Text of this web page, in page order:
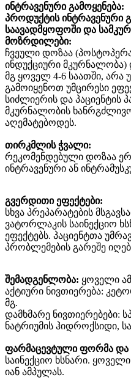
ინტრავენური გამოყენება:
პროდუქტის ინტრავენური
საავადმყოფოში და
მოზრდილები:
ჩვეული დოზაა (
ინდუქციური მკურნალობა)
მგ ყოველ 4-6 საათში, არა
გამოიყენოთ უმცირესი
სიძლიერის და პაციენტის
მკურნალობის
აღემატებოდეს.
თირკმლის ჭვალი:
რეკომენდებული დოზაა
ინტრავენური ან
გვერდითი ეფექტები:
სხვა პრეპარატების
ვატორლაკის საინექციო
ეფექტებს. პაციენტთა
პრობლემების გარეშე
შემადგენლობა: ყოველი
აქტიური ნივთიერება:
მგ.
დამხმარე ნივთიერებები:
ნატრიუმის ჰიდროქსიდი,
ფარმაცევტული ფორმა და
საინექციო ხსნარი. ყოველი
იან ამპულას.